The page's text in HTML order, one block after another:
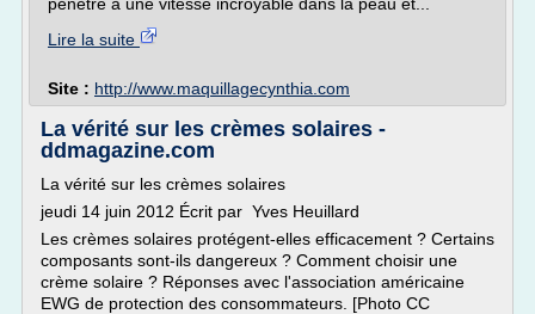
Lire la suite
Site : http://www.maquillagecynthia.com
La vérité sur les crèmes solaires -
ddmagazine.com
La vérité sur les crèmes solaires
jeudi 14 juin 2012 Écrit par Yves Heuillard
Les crèmes solaires protégent-elles efficacement ? Certains
composants sont-ils dangereux ? Comment choisir une
crème solaire ? Réponses avec l'association américaine
EWG de protection des consommateurs. [Photo CC